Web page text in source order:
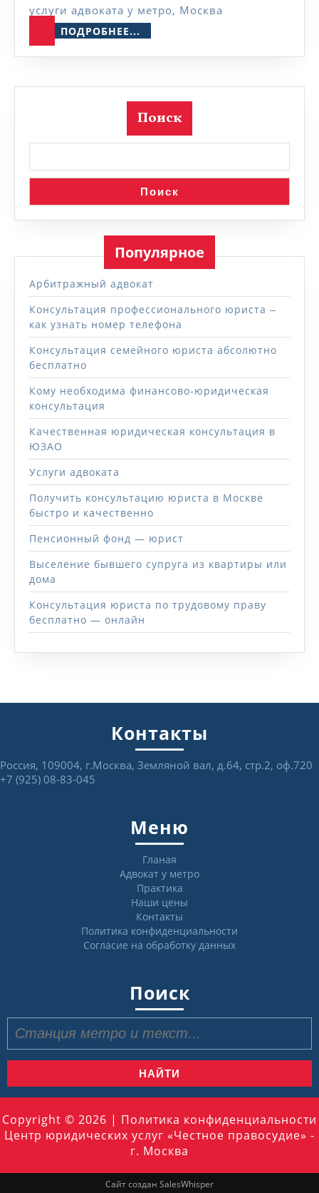
услуги адвоката у метро, Москва
ПОДРОБНЕЕ...
Поиск
Поиск
Популярное
Арбитражный адвокат
Консультация профессионального юриста ‒
как узнать номер телефона
Консультация семейного юриста абсолютно
бесплатно
Кому необходима финансово-юридическая
консультация
Качественная юридическая консультация в
ЮЗАО
Услуги адвоката
Получить консультацию юриста в Москве
быстро и качественно
Пенсионный фонд — юрист
Выселение бывшего супруга из квартиры или
дома
Консультация юриста по трудовому праву
бесплатно — онлайн
Контакты
Россия, 109004, г.Москва, Земляной вал, д.64, стр.2, оф.720
+7 (925) 08-83-045
Меню
Гланая
Адвокат у метро
Практика
Наши цены
Контакты
Политика конфиденциальности
Согласие на обработку данных
Поиск
Copyright © 2026 | Политика конфиденциальности
Центр юридических услуг «Честное правосудие» -
г. Москва
вверх
Сайт создан SalesWhisper